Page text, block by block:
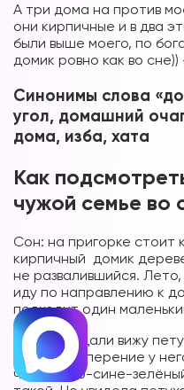
А три дома на против
они кирпичные и в два
были выше моего, по
домик ровно как во сне))
Синонимы слова
угол, домашний
дома, изба, хата
Как
чужой семье во
Сон: на пригорке стоит
кирпичный домик
не развалившийся.
иду по направлению к
подходит один
Немного вдали вижу
чистого. Оперение у
чернильно-сине-